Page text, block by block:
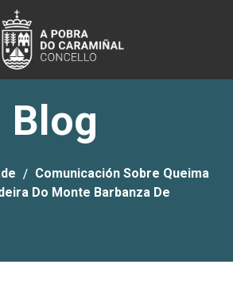
Blog
Comunicación Sobre Queima
Do Monte Barbanza De